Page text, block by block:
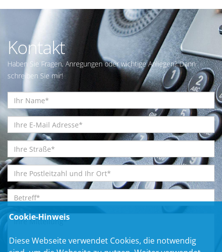
Kontakt
Haben Sie Fragen, Anregungen oder wichtige Anliegen? Dann
schreiben Sie mir!
Cookie-Hinweis
Diese Webseite verwendet Cookies, die notwendig